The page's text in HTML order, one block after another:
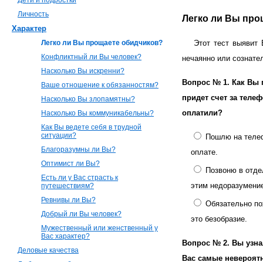
Личность
Характер
Легко ли Вы прощаете обидчиков?
Конфликтный ли Вы человек?
Насколько Вы искренни?
Ваше отношение к обязанностям?
Насколько Вы злопамятны?
Насколько Вы коммуникабельны?
Как Вы ведете себя в трудной
ситуации?
Благоразумны ли Вы?
Оптимист ли Вы?
Есть ли у Вас страсть к
путешествиям?
Ревнивы ли Вы?
Добрый ли Вы человек?
Мужественный или женственный у
Вас характер?
Деловые качества
Легко ли Вы
Этот тест
нечаянно или
Вопрос № 1. Как Вы
придет счет за
оплатили?
Пошлю на
оплате.
Позвоню в
этим
Обязательно
это безобразие.
Вопрос № 2. Вы
Вас самые